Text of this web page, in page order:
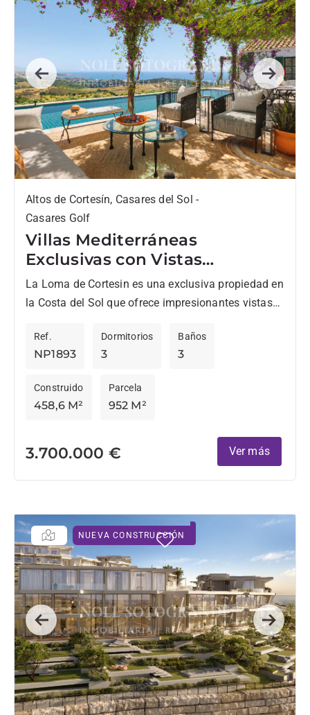
Previous Next
Altos de Cortesín, Casares del Sol -
Casares Golf
Villas Mediterráneas
Exclusivas con Vistas
Panorámicas
La Loma de Cortesin es una exclusiva propiedad en
la Costa del Sol que ofrece impresionantes vistas
NP1893
Ref.
3
Dormitorios
3
Baños
458,6 M²
Construido
952 M²
Parcela
3.700.000 € Ver más
NUEVA CONSTRUCCIÓN
Previous Next